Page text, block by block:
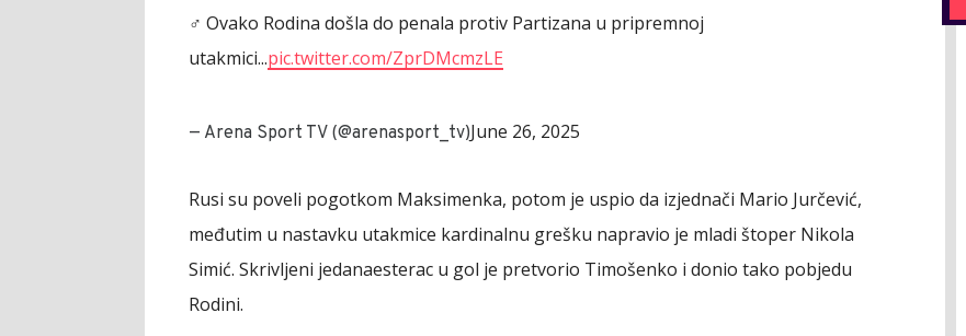
‍♂️ Ovako Rodina došla do penala protiv Partizana u pripremnoj
utakmici...pic.twitter.com/ZprDMcmzLE
— Arena Sport TV (@arenasport_tv)June 26, 2025
Rusi su poveli pogotkom Maksimenka, potom je uspio da izjednači Mario Jurčević,
međutim u nastavku utakmice kardinalnu grešku napravio je mladi štoper Nikola
Simić. Skrivljeni jedanaesterac u gol je pretvorio Timošenko i donio tako pobjedu
Rodini.